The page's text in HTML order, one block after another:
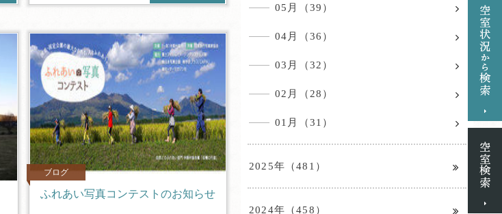
ブログ
ふれあい写真コンテストのお知らせ
05月（39）
04月（36）
03月（32）
02月（28）
01月（31）
2025年（481）
2024年（458）